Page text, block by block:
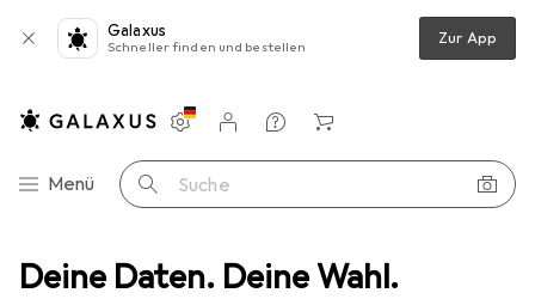
Deine Daten. Deine Wahl.
Galaxus
Schneller finden und bestellen Zur App
Navigation nach Kategorien
Menü Suche
Einstellungen
Kundenkonto
Vergleichslisten
Merklisten
Warenkorb
Teppiche Teppich Snapstyle Hochflor Shaggy Teppich Palace